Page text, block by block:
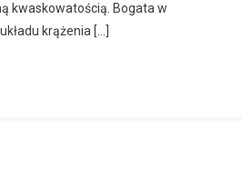
kwaskowatością. Bogata w
krążenia […]